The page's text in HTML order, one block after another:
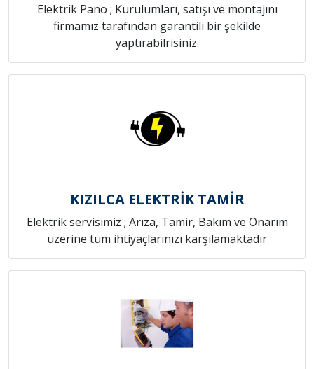
Elektrik Pano ; Kurulumları, satışı ve montajını
firmamız tarafından garantili bir şekilde
yaptırabilrisiniz.
KIZILCA ELEKTRİK TAMİR
Elektrik servisimiz ; Arıza, Tamir, Bakım ve Onarım
üzerine tüm ihtiyaçlarınızı karşılamaktadır